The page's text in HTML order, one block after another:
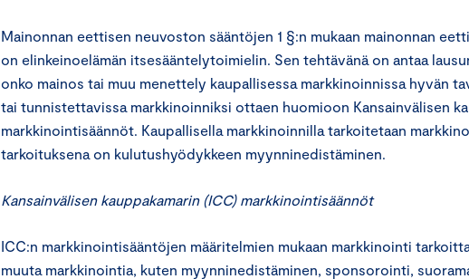
Mainonnan eettisen neuvoston sääntöjen 1 §:n mukaan mainonnan
on elinkeinoelämän itsesääntelytoimielin. Sen tehtävänä on antaa
onko mainos tai muu menettely kaupallisessa markkinoinnissa hyvän
tai tunnistettavissa markkinoinniksi ottaen huomioon Kansainvälisen
markkinointisäännöt. Kaupallisella markkinoinnilla tarkoitetaan
tarkoituksena on kulutushyödykkeen myynninedistäminen.
Kansainvälisen kauppakamarin (ICC) markkinointisäännöt
ICC:n markkinointisääntöjen määritelmien mukaan markkinointi
muuta markkinointia, kuten myynninedistäminen, sponsorointi,